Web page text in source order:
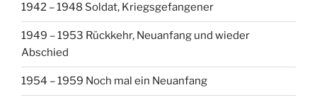
1942 – 1948 Soldat, Kriegsgefangener
1949 – 1953 Rückkehr, Neuanfang und wieder
Abschied
1954 – 1959 Noch mal ein Neuanfang